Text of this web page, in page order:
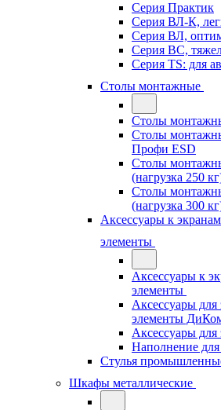
Серия Практик
Серия ВЛ-К,
Серия ВЛ,
Серия ВС,
Серия TS: для
Столы монтажные
Столы
Столы
Профи ESD
Столы
(нагрузка 250
Столы
(нагрузка 300
Аксессуары к
элементы
Аксессуары к
элементы
Аксессуары для
элементы
Аксессуары
Наполнение
Стулья
Шкафы металлические